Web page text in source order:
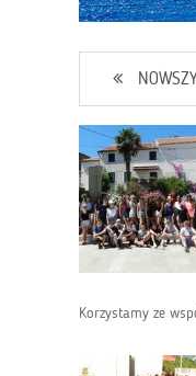
Korzystamy ze